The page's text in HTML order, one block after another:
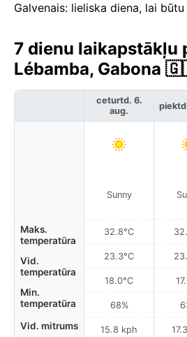
Galvenais: lieliska diena, lai
7 dienu laikapstākļu
Lébamba, Gabona
Maks.
temperatūra
Vid.
temperatūra
Min.
temperatūra
Vid. mitrums
ceturtd. 6.
aug.
Sunny
32.8°C
23.3°C
18.0°C
68%
15.8 kph